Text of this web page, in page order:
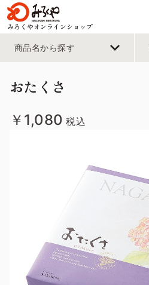
みろくやオンラインショップ
商品名から探す
おたくさ
￥1,080 税込